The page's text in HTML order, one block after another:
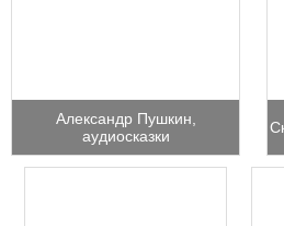
Александр Пушкин,
аудиосказки